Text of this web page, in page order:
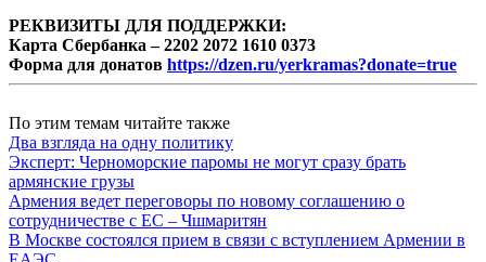
РЕКВИЗИТЫ ДЛЯ ПОДДЕРЖКИ:
Карта Сбербанка – 2202 2072 1610 0373
Форма для донатов https://dzen.ru/yerkramas?donate=true
По этим темам читайте также
Два взгляда на одну политику
Эксперт: Черноморские паромы не могут сразу брать
армянские грузы
Армения ведет переговоры по новому соглашению о
сотрудничестве с ЕС – Чшмаритян
В Москве состоялся прием в связи с вступлением Армении в